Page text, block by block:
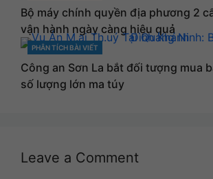
Bộ máy chính quyền địa phương 2
vận hành ngày càng hiệu quả
CATEGORIES
PHÂN TÍCH BÀI VIẾT
Công an Sơn La bắt đối tượng mua
số lượng lớn ma túy
Leave a Comment